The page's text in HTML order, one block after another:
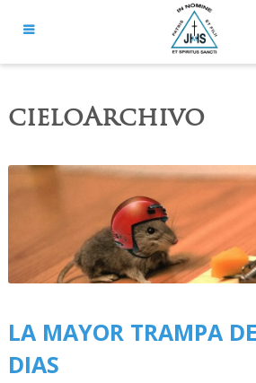
cieloArchivo
LA MAYOR TRAMPA
DIAS